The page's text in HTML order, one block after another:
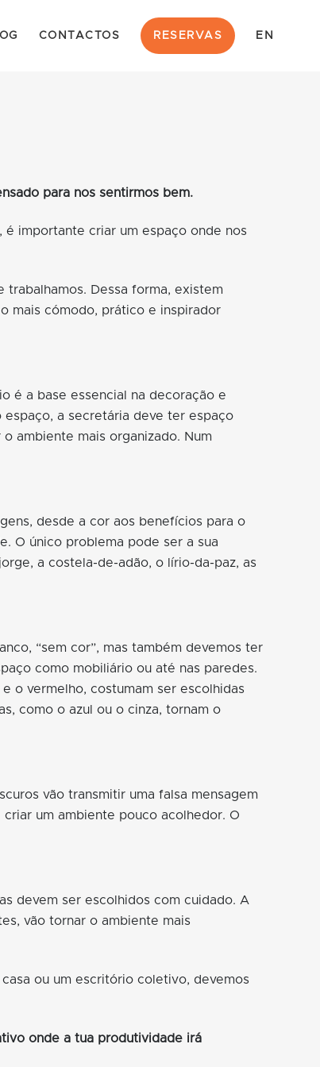
CONTACTOS RESERVAS EN
para nos sentirmos bem.
importante criar um espaço onde nos
trabalhamos. Dessa forma, existem
mais cómodo, prático e inspirador
é a base essencial na decoração e
a secretária deve ter espaço
ambiente mais organizado. Num
desde a cor aos benefícios para o
O único problema pode ser a sua
a costela-de-adão, o lírio-da-paz, as
“sem cor”, mas também devemos ter
como mobiliário ou até nas paredes.
o vermelho, costumam ser escolhidas
como o azul ou o cinza, tornam o
vão transmitir uma falsa mensagem
um ambiente pouco acolhedor. O
devem ser escolhidos com cuidado. A
vão tornar o ambiente mais
ou um escritório coletivo, devemos
onde a tua produtividade irá